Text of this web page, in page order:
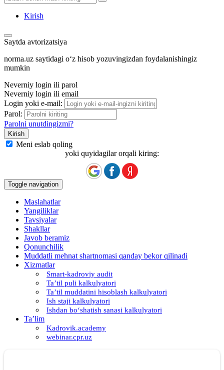
Kirish
Saytda avtorizatsiya
norma.uz saytidagi oʻz hisob yozuvingizdan foydalanishingiz
mumkin
Neverniy login ili parol
Neverniy login ili email
Login yoki e-mail:
Parol:
Parolni unutdingizmi?
Meni eslab qoling
yoki quyidagilar orqali kiring:
Toggle navigation
Maslahatlar
Yangiliklar
Tavsiyalar
Shakllar
Javob beramiz
Qonunchilik
Muddatli mehnat shartnomasi qanday bekor qilinadi
Xizmatlar
Smart-kadroviy audit
Ta’til puli kalkulyatori
Ta’til muddatini hisoblash kalkulyatori
Ish staji kalkulyatori
Ishdan boʻshatish sanasi kalkulyatori
Ta’lim
Kadrovik.academy
webinar.cpr.uz